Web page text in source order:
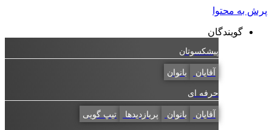
به محتوا
گویندگان
پیشکسوتان
بانوان
حرفه ای
بانوان پربازدیدها تیپ گویی